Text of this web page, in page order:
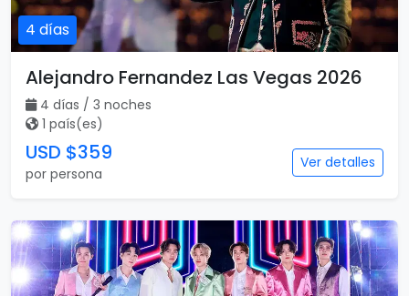
4 días
Alejandro Fernandez Las Vegas 2026
4 días / 3 noches
1 país(es)
USD $359
por persona
Ver detalles